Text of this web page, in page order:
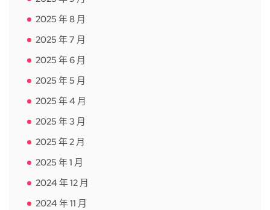
2025 年 8 月
2025 年 7 月
2025 年 6 月
2025 年 5 月
2025 年 4 月
2025 年 3 月
2025 年 2 月
2025 年 1 月
2024 年 12 月
2024 年 11 月